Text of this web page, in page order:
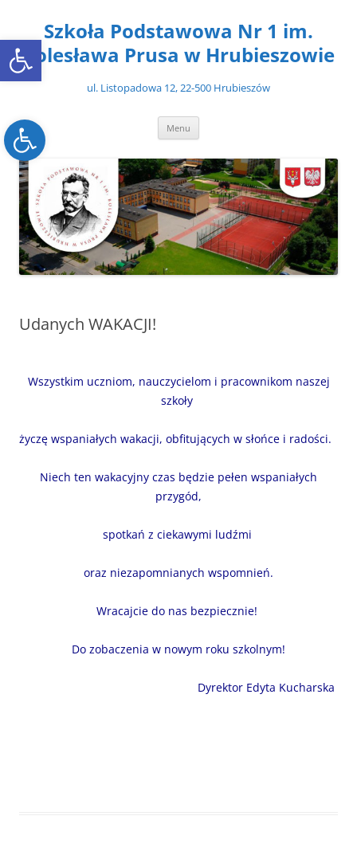
Open toolbar
Open toolbar
treściSzkoła Podstawowa Nr 1 im.
Bolesława Prusa w Hrubieszowie
ul. Listopadowa 12, 22-500 Hrubieszów
Menu
Udanych WAKACJI!
Wszystkim uczniom, nauczycielom i pracownikom naszej
szkoły
życzę wspaniałych wakacji, obfitujących w słońce i radości.
Niech ten wakacyjny czas będzie pełen wspaniałych
przygód,
spotkań z ciekawymi ludźmi
oraz niezapomnianych wspomnień.
Wracajcie do nas bezpiecznie!
Do zobaczenia w nowym roku szkolnym!
Dyrektor Edyta Kucharska